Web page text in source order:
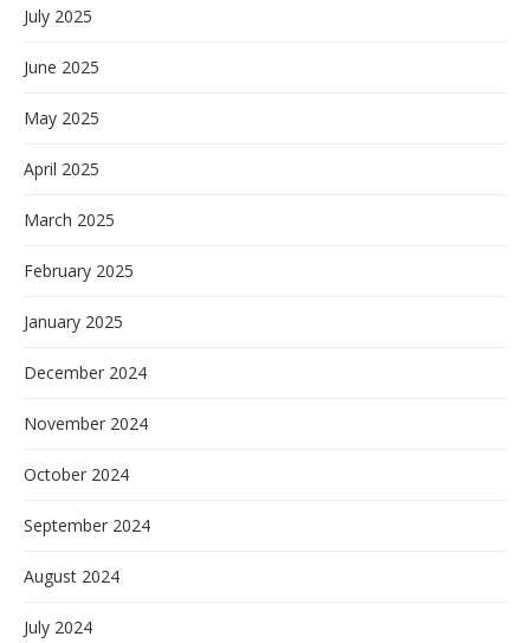
July 2025
June 2025
May 2025
April 2025
March 2025
February 2025
January 2025
December 2024
November 2024
October 2024
September 2024
August 2024
July 2024